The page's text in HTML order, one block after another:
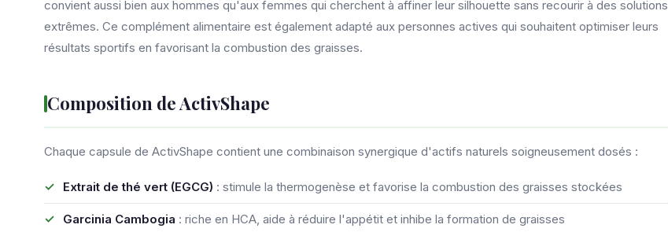
convient aussi bien aux hommes qu'aux femmes qui cherchent à affiner leur silhouette sans recourir à des solutions
extrêmes. Ce complément alimentaire est également adapté aux personnes actives qui souhaitent optimiser leurs
résultats sportifs en favorisant la combustion des graisses.
Composition de ActivShape
Chaque capsule de ActivShape contient une combinaison synergique d'actifs naturels soigneusement dosés :
Extrait de thé vert (EGCG) : stimule la thermogenèse et favorise la combustion des graisses stockées
Garcinia Cambogia : riche en HCA, aide à réduire l'appétit et inhibe la formation de graisses